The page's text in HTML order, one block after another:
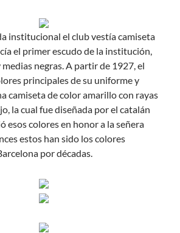
institucional el club vestía camiseta
el primer escudo de la institución,
negras. A partir de 1927, el
principales de su uniforme y
camiseta de color amarillo con rayas
la cual fue diseñada por el catalán
esos colores en honor a la señera
estos han sido los colores
por décadas.